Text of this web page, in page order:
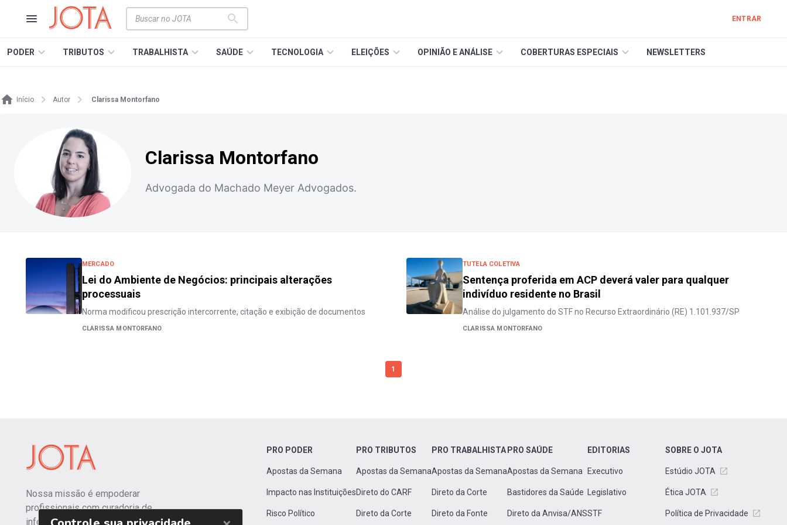
ENTRAR
PODER TRIBUTOS TRABALHISTA SAÚDE TECNOLOGIA ELEIÇÕES OPINIÃO E ANÁLISE COBERTURAS ESPECIAIS NEWSLETTERS
Início Autor Clarissa Montorfano
Clarissa Montorfano
Advogada do Machado Meyer Advogados.
MERCADO
Lei do Ambiente de Negócios: principais alterações
processuais
Norma modificou prescrição intercorrente, citação e exibição de documentos
CLARISSA MONTORFANO
TUTELA COLETIVA
Sentença proferida em ACP deverá valer para qualquer
indivíduo residente no Brasil
Análise do julgamento do STF no Recurso Extraordinário (RE) 1.101.937/SP
CLARISSA MONTORFANO
1
Nossa missão é empoderar
profissionais com curadoria de
informações independentes e
PRO PODER
Apostas da Semana
Impacto nas Instituições
Risco Político
PRO TRIBUTOS
Apostas da Semana
Direto do CARF
Direto da Corte
PRO TRABALHISTA
Apostas da Semana
Direto da Corte
Direto da Fonte
PRO SAÚDE
Apostas da Semana
Bastidores da Saúde
Direto da Anvisa/ANS
EDITORIAS
Executivo
Legislativo
STF
SOBRE O JOTA
Estúdio JOTA
Ética JOTA
Política de Privacidade